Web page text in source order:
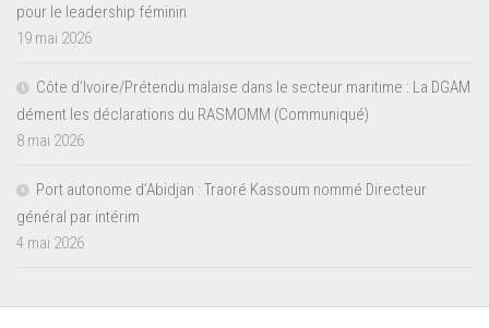
pour le leadership féminin
19 mai 2026
Côte d’Ivoire/Prétendu malaise dans le secteur maritime : La DGAM
dément les déclarations du RASMOMM (Communiqué)
8 mai 2026
Port autonome d’Abidjan : Traoré Kassoum nommé Directeur
général par intérim
4 mai 2026